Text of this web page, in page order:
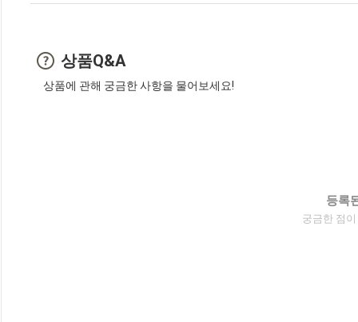
상품Q&A
상품에 관해 궁금한 사항을 물어보세요!
등록
궁금한 점